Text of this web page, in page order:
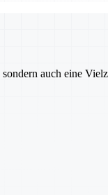
auch eine